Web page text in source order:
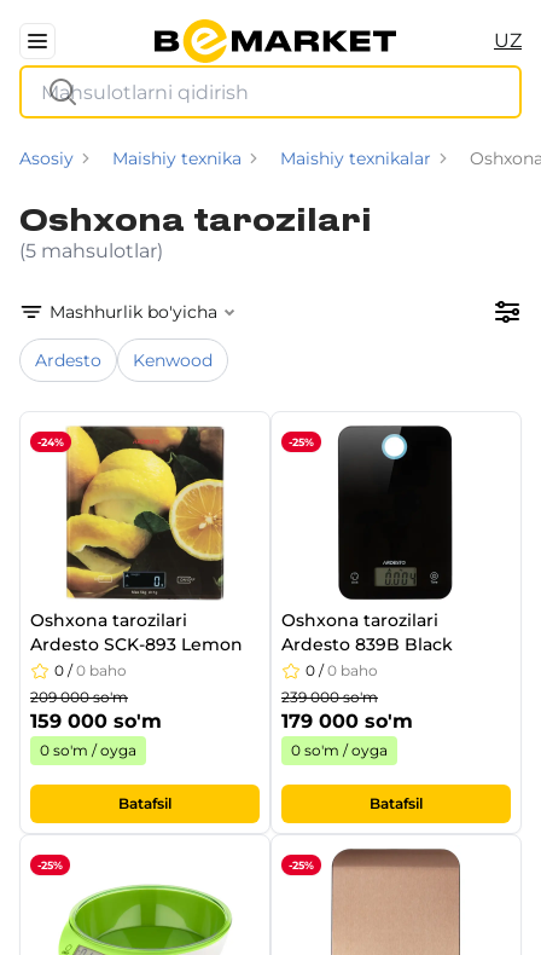
UZ
Asosiy Maishiy texnika Maishiy texnikalar
Oshxona tarozilari
(5 mahsulotlar)
Mashhurlik bo'yicha
Ardesto Kenwood
-24%
Oshxona tarozilari
Ardesto SCK-893 Lemon
0 /0 baho
209 000 so'm
159 000 so'm
0 so'm / oyga
Batafsil
-25%
Oshxona tarozilari
Ardesto 839B Black
0 /0 baho
239 000 so'm
179 000 so'm
0 so'm / oyga
Batafsil
-25% -25%